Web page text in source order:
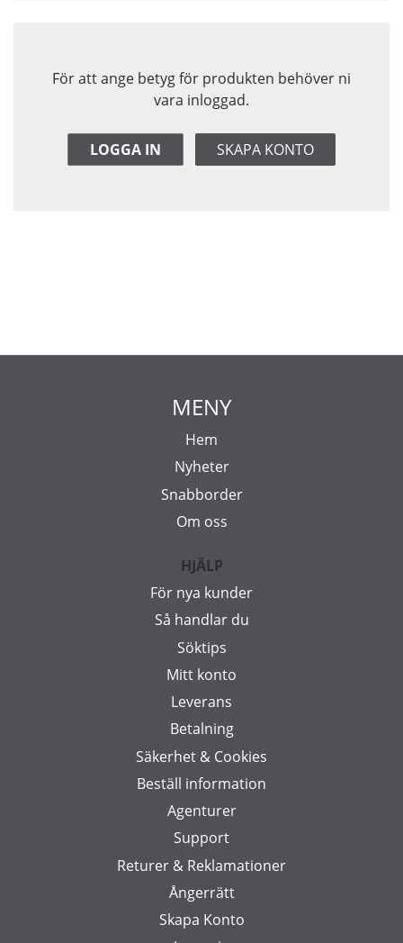
För att ange betyg för produkten behöver ni
vara inloggad.
LOGGA IN SKAPA KONTO
MENY
Hem
Nyheter
Snabborder
Om oss
HJÄLP
För nya kunder
Så handlar du
Söktips
Mitt konto
Leverans
Betalning
Säkerhet & Cookies
Beställ information
Agenturer
Support
Returer & Reklamationer
Ångerrätt
Skapa Konto